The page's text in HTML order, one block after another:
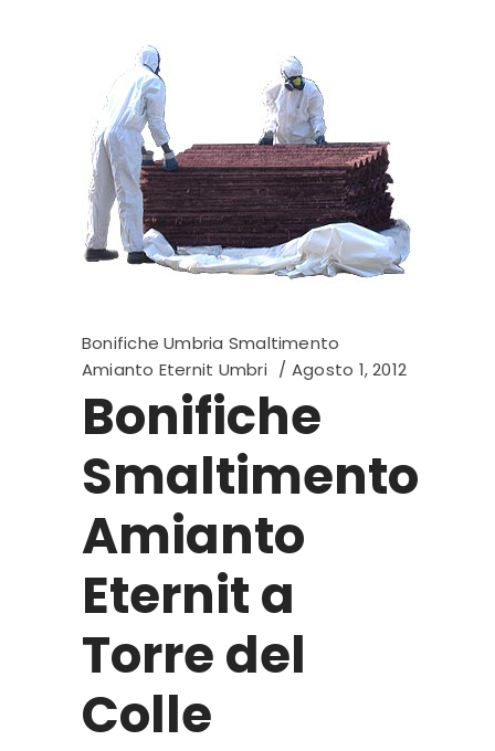
Bonifiche Umbria Smaltimento
Amianto Eternit Umbri
Agosto 1, 2012
Bonifiche
Smaltimento
Amianto
Eternit a
Torre del
Colle